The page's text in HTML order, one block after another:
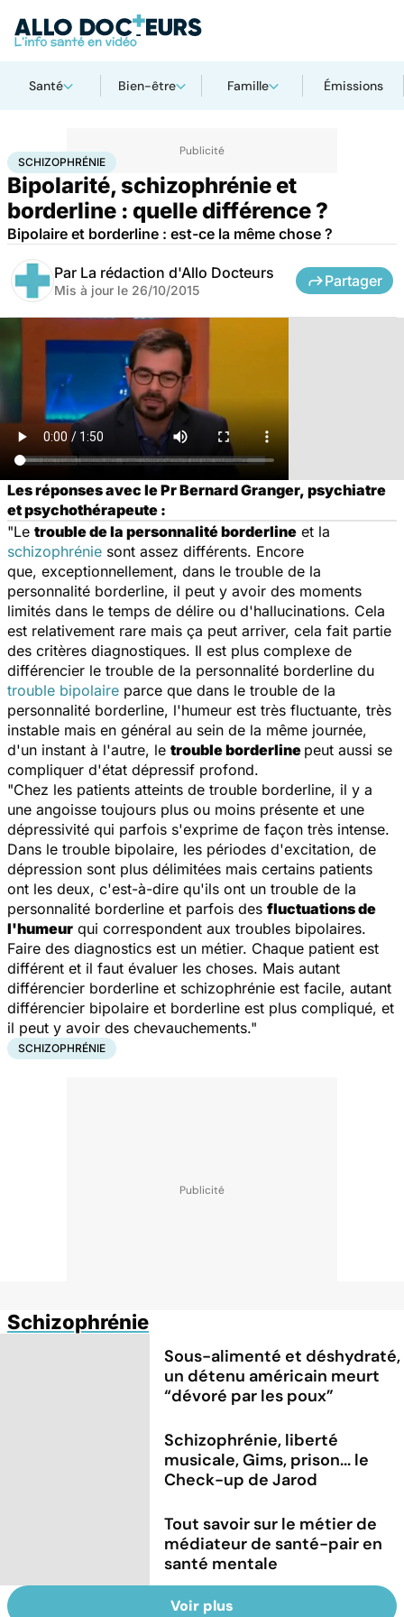
Santé Bien-être Famille Émissions
AccueilBien-êtrePsycho Schizophrénie
SCHIZOPHRÉNIE
Bipolarité, schizophrénie et
borderline : quelle différence ?
Bipolaire et borderline : est-ce la même chose ?
Par La rédaction d'Allo Docteurs
Mis à jour le 26/10/2015
Partager
Les réponses avec le Pr Bernard Granger, psychiatre
et psychothérapeute :
"Le trouble de la personnalité borderline et la
schizophrénie sont assez différents. Encore
que, exceptionnellement, dans le trouble de la
personnalité borderline, il peut y avoir des moments
limités dans le temps de délire ou d'hallucinations. Cela
est relativement rare mais ça peut arriver, cela fait partie
des critères diagnostiques. Il est plus complexe de
différencier le trouble de la personnalité borderline du
trouble bipolaire parce que dans le trouble de la
personnalité borderline, l'humeur est très fluctuante, très
instable mais en général au sein de la même journée,
d'un instant à l'autre, le trouble borderline peut aussi se
compliquer d'état dépressif profond.
"Chez les patients atteints de trouble borderline, il y a
une angoisse toujours plus ou moins présente et une
dépressivité qui parfois s'exprime de façon très intense.
Dans le trouble bipolaire, les périodes d'excitation, de
dépression sont plus délimitées mais certains patients
ont les deux, c'est-à-dire qu'ils ont un trouble de la
personnalité borderline et parfois des fluctuations de
l'humeur qui correspondent aux troubles bipolaires.
Faire des diagnostics est un métier. Chaque patient est
différent et il faut évaluer les choses. Mais autant
différencier borderline et schizophrénie est facile, autant
différencier bipolaire et borderline est plus compliqué, et
il peut y avoir des chevauchements."
SCHIZOPHRÉNIE
Schizophrénie
Sous-alimenté et déshydraté,
un détenu américain meurt
“dévoré par les poux”
Schizophrénie, liberté
musicale, Gims, prison... le
Check-up de Jarod
Tout savoir sur le métier de
médiateur de santé-pair en
santé mentale
Voir plus